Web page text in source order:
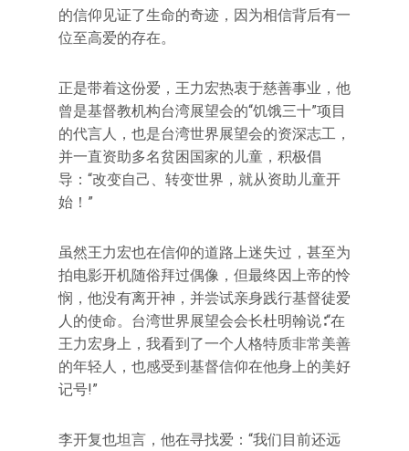
的信仰见证了生命的奇迹，因为相信背后有一
位至高爱的存在。
正是带着这份爱，王力宏热衷于慈善事业，他
曾是基督教机构台湾展望会的“饥饿三十”项目
的代言人，也是台湾世界展望会的资深志工，
并一直资助多名贫困国家的儿童，积极倡
导：“改变自己、转变世界，就从资助儿童开
始！”
虽然王力宏也在信仰的道路上迷失过，甚至为
拍电影开机随俗拜过偶像，但最终因上帝的怜
悯，他没有离开神，并尝试亲身践行基督徒爱
人的使命。台湾世界展望会会长杜明翰说∶“在
王力宏身上，我看到了一个人格特质非常美善
的年轻人，也感受到基督信仰在他身上的美好
记号!”
李开复也坦言，他在寻找爱：“我们目前还远